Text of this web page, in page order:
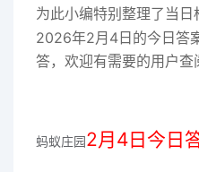
为此小编特别整理了当
2026年2月4日的今日答
答，欢迎有需要的用户查
蚂蚁庄园2月4日今日